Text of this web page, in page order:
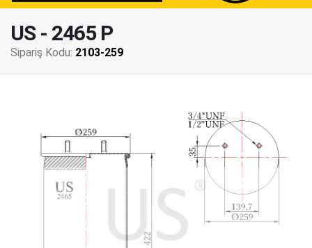
US - 2465 P
Sipariş Kodu: 2103-259